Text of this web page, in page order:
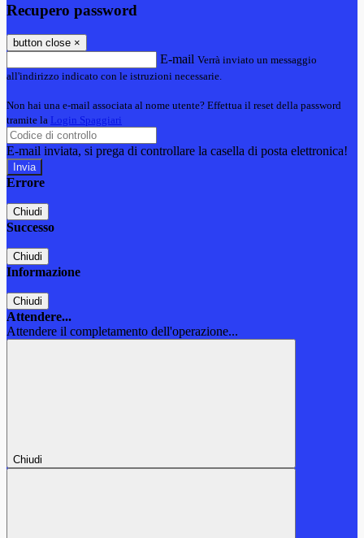
Recupero password
button close ×
E-mail Verrà inviato un messaggio
all'indirizzo indicato con le istruzioni necessarie.
Non hai una e-mail associata al nome utente? Effettua il reset della password
tramite la Login Spaggiari
E-mail inviata, si prega di controllare la casella di posta elettronica!
Errore
Chiudi
Successo
Chiudi
Informazione
Chiudi
Attendere...
Attendere il completamento dell'operazione...
Chiudi